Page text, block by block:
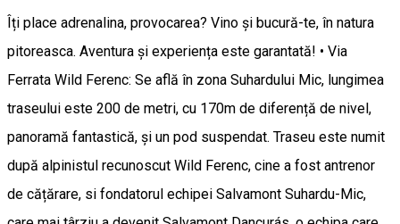
Îți place adrenalina, provocarea? Vino și bucură-te, în natura
pitoreasca. Aventura și experiența este garantată! • Via
Ferrata Wild Ferenc: Se află în zona Suhardului Mic, lungimea
traseului este 200 de metri, cu 170m de diferență de nivel,
panoramă fantastică, și un pod suspendat. Traseu este numit
după alpinistul recunoscut Wild Ferenc, cine a fost antrenor
de cățărare, si fondatorul echipei Salvamont Suhardu-Mic,